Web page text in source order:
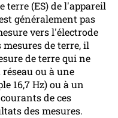
terre (ES) de l'appareil
généralement pas
vers l'électrode
de terre, il
de terre qui ne
ou à une
16,7 Hz) ou à un
de ces
des mesures.